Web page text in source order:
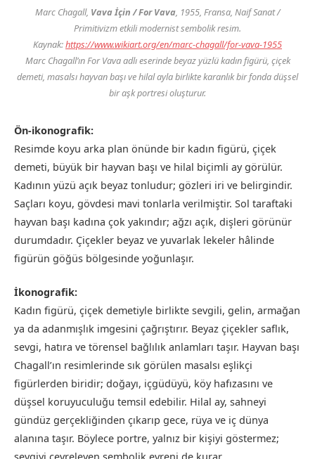
Marc Chagall, Vava İçin / For Vava, 1955, Fransa, Naif Sanat /
Primitivizm etkili modernist sembolik resim.
Kaynak:https://www.wikiart.org/en/marc-chagall/for-vava-1955
Marc Chagall’ınFor Vavaadlı eserinde beyaz yüzlü kadın figürü, çiçek
demeti, masalsı hayvan başı ve hilal ayla birlikte karanlık bir fonda düşsel
bir aşk portresi oluşturur.
Ön-ikonografik:
Resimde koyu arka plan önünde bir kadın figürü, çiçek
demeti, büyük bir hayvan başı ve hilal biçimli ay görülür.
Kadının yüzü açık beyaz tonludur; gözleri iri ve belirgindir.
Saçları koyu, gövdesi mavi tonlarla verilmiştir. Sol taraftaki
hayvan başı kadına çok yakındır; ağzı açık, dişleri görünür
durumdadır. Çiçekler beyaz ve yuvarlak lekeler hâlinde
figürün göğüs bölgesinde yoğunlaşır.
İkonografik:
Kadın figürü, çiçek demetiyle birlikte sevgili, gelin, armağan
ya da adanmışlık imgesini çağrıştırır. Beyaz çiçekler saflık,
sevgi, hatıra ve törensel bağlılık anlamları taşır. Hayvan başı
Chagall’ın resimlerinde sık görülen masalsı eşlikçi
figürlerden biridir; doğayı, içgüdüyü, köy hafızasını ve
düşsel koruyuculuğu temsil edebilir. Hilal ay, sahneyi
gündüz gerçekliğinden çıkarıp gece, rüya ve iç dünya
alanına taşır. Böylece portre, yalnız bir kişiyi göstermez;